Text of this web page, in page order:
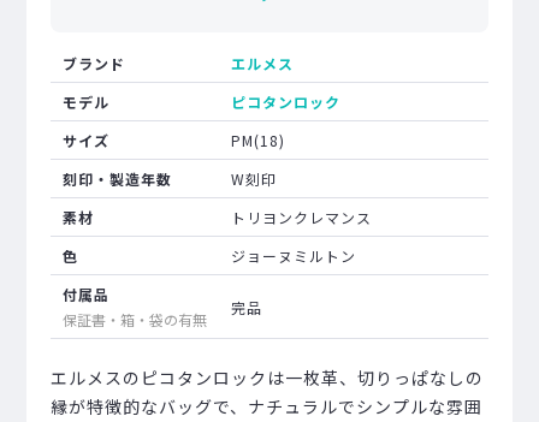
ブランド
エルメス
モデル
ピコタンロック
サイズ
PM(18)
刻印・製造年数
W刻印
素材
トリヨンクレマンス
色
ジョーヌミルトン
付属品
保証書・箱・袋の有無
完品
エルメスのピコタンロックは一枚革、切りっぱなしの
縁が特徴的なバッグで、ナチュラルでシンプルな雰囲